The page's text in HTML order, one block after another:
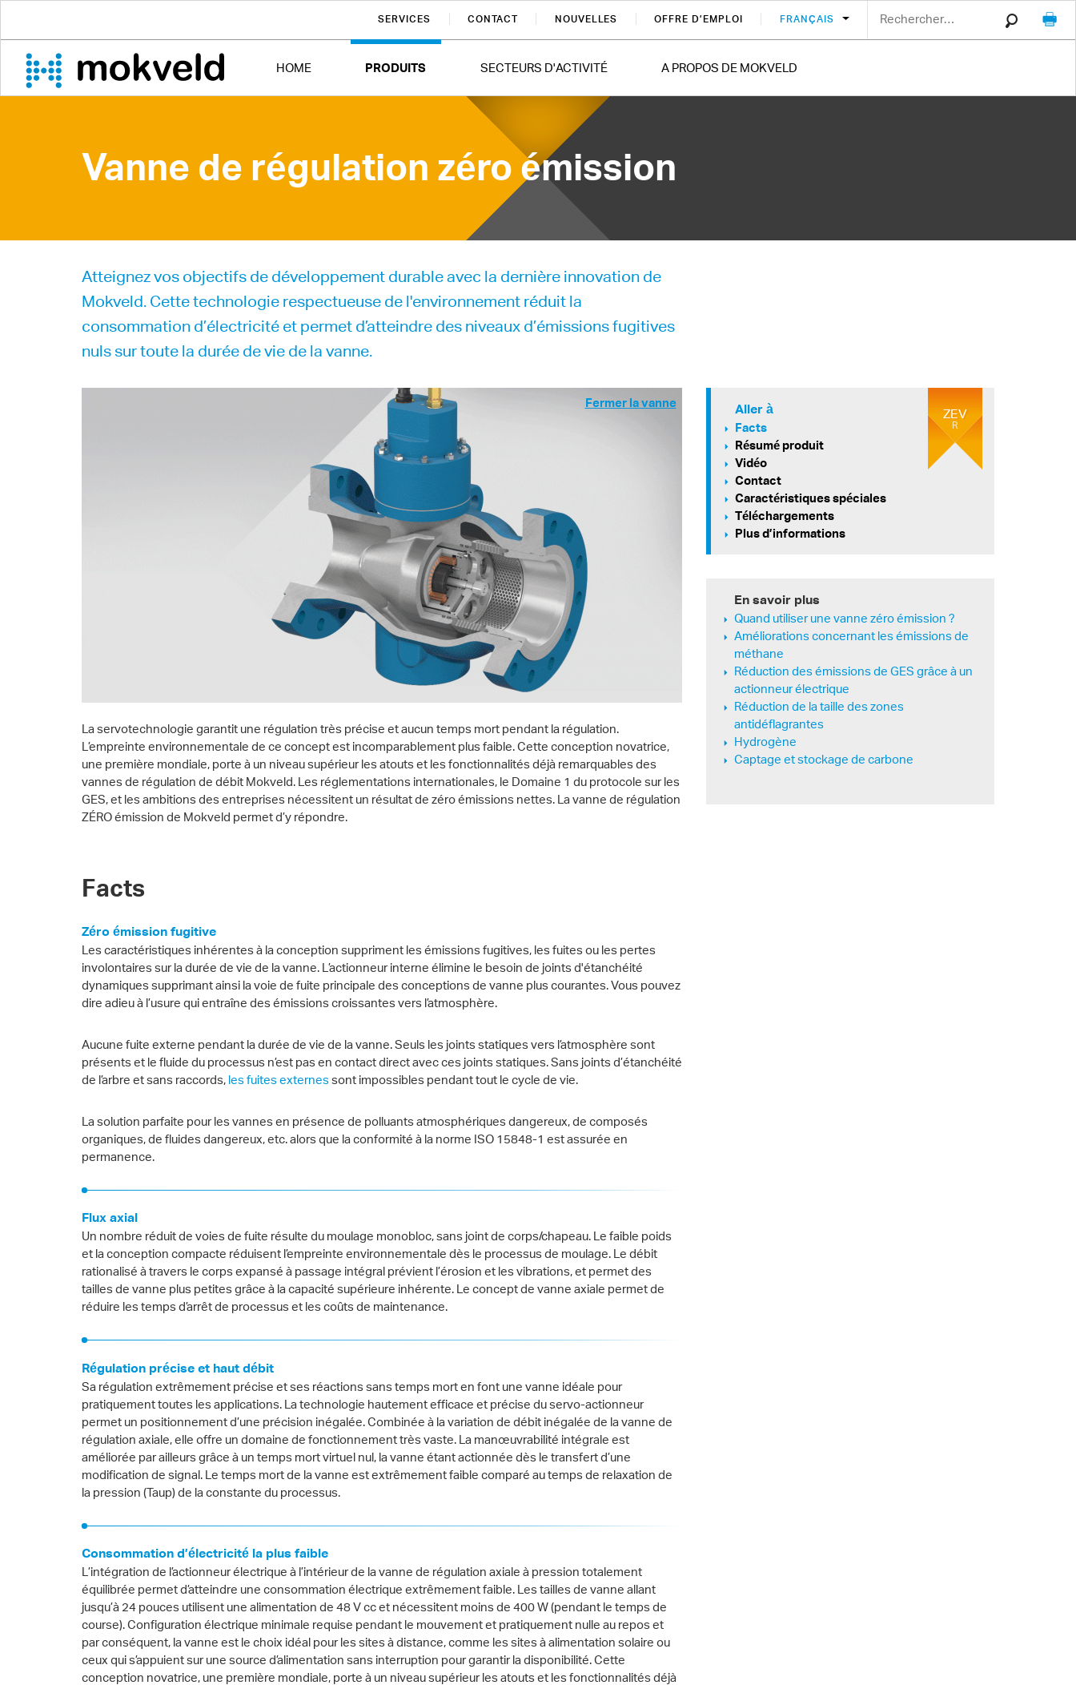
SERVICES CONTACT NOUVELLES OFFRE D’EMPLOI FRANÇAIS
HOME PRODUITS SECTEURS D'ACTIVITÉ A PROPOS DE MOKVELD
Vanne de régulation zéro émission
Atteignez vos objectifs de développement durable avec la dernière innovation de
Mokveld. Cette technologie respectueuse de l'environnement réduit la
consommation d’électricité et permet d’atteindre des niveaux d’émissions fugitives
nuls sur toute la durée de vie de la vanne.
Fermer la vanne
La servotechnologie garantit une régulation très précise et aucun temps mort pendant la régulation.
L’empreinte environnementale de ce concept est incomparablement plus faible. Cette conception novatrice,
une première mondiale, porte à un niveau supérieur les atouts et les fonctionnalités déjà remarquables des
vannes de régulation de débit Mokveld. Les réglementations internationales, le Domaine 1 du protocole sur les
GES, et les ambitions des entreprises nécessitent un résultat de zéro émissions nettes. La vanne de régulation
ZÉRO émission de Mokveld permet d’y répondre.
ZEV
R
Aller à
Facts
Résumé produit
Vidéo
Contact
Caractéristiques spéciales
Téléchargements
Plus d’informations
En savoir plus
Quand utiliser une vanne zéro émission ?
Améliorations concernant les émissions de
méthane
Réduction des émissions de GES grâce à un
actionneur électrique
Réduction de la taille des zones
antidéflagrantes
Hydrogène
Captage et stockage de carbone
Facts
Zéro émission fugitive
Les caractéristiques inhérentes à la conception suppriment les émissions fugitives, les fuites ou les pertes
involontaires sur la durée de vie de la vanne. L’actionneur interne élimine le besoin de joints d'étanchéité
dynamiques supprimant ainsi la voie de fuite principale des conceptions de vanne plus courantes. Vous pouvez
dire adieu à l’usure qui entraîne des émissions croissantes vers l’atmosphère.
Aucune fuite externe pendant la durée de vie de la vanne. Seuls les joints statiques vers l’atmosphère sont
présents et le fluide du processus n’est pas en contact direct avec ces joints statiques. Sans joints d’étanchéité
de l’arbre et sans raccords, les fuites externessont impossibles pendant tout le cycle de vie.
La solution parfaite pour les vannes en présence de polluants atmosphériques dangereux, de composés
organiques, de fluides dangereux, etc. alors que la conformité à la norme ISO 15848-1 est assurée en
permanence.
Flux axial
Un nombre réduit de voies de fuite résulte du moulage monobloc, sans joint de corps/chapeau. Le faible poids
et la conception compacte réduisent l’empreinte environnementale dès le processus de moulage. Le débit
rationalisé à travers le corps expansé à passage intégral prévient l’érosion et les vibrations, et permet des
tailles de vanne plus petites grâce à la capacité supérieure inhérente. Le concept de vanne axiale permet de
réduire les temps d’arrêt de processus et les coûts de maintenance.
Régulation précise et haut débit
Sa régulation extrêmement précise et ses réactions sans temps mort en font une vanne idéale pour
pratiquement toutes les applications. La technologie hautement efficace et précise du servo-actionneur
permet un positionnement d’une précision inégalée. Combinée à la variation de débit inégalée de la vanne de
régulation axiale, elle offre un domaine de fonctionnement très vaste. La manœuvrabilité intégrale est
améliorée par ailleurs grâce à un temps mort virtuel nul, la vanne étant actionnée dès le transfert d’une
modification de signal. Le temps mort de la vanne est extrêmement faible comparé au temps de relaxation de
la pression (Taup) de la constante du processus.
Consommation d’électricité la plus faible
L’intégration de l’actionneur électrique à l’intérieur de la vanne de régulation axiale à pression totalement
équilibrée permet d’atteindre une consommation électrique extrêmement faible. Les tailles de vanne allant
jusqu’à 24 pouces utilisent une alimentation de 48 V cc et nécessitent moins de 400 W (pendant le temps de
course). Configuration électrique minimale requise pendant le mouvement et pratiquement nulle au repos et
par conséquent, la vanne est le choix idéal pour les sites à distance, comme les sites à alimentation solaire ou
ceux qui s’appuient sur une source d’alimentation sans interruption pour garantir la disponibilité. Cette
conception novatrice, une première mondiale, porte à un niveau supérieur les atouts et les fonctionnalités déjà